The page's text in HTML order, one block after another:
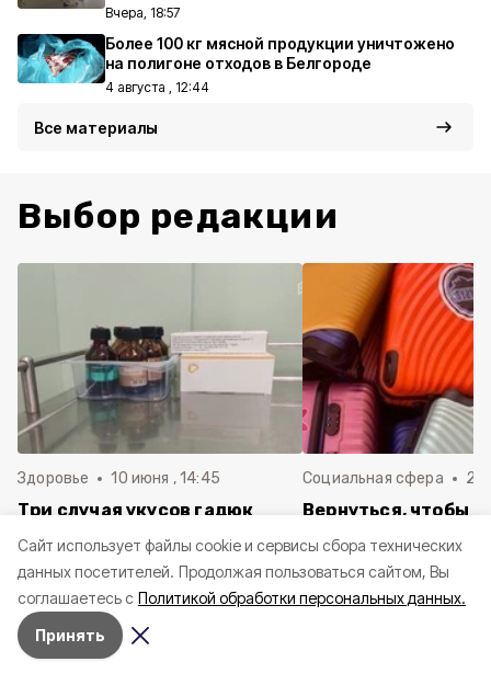
Cайт использует файлы cookie и сервисы сбора технических
данных посетителей. Продолжая пользоваться сайтом, Вы
соглашаетесь с Политикой обработки персональных данных.
Принять
Вчера, 18:57
Более 100 кг мясной продукции уничтожено
на полигоне отходов в Белгороде
4 августа , 12:44
Все материалы
Выбор редакции
Здоровье 10 июня , 14:45
Три случая укусов гадюк
Белгородской области с
начала года
Социальная сфера 20
Вернуться, чтобы
в Белгородскую
пять лет